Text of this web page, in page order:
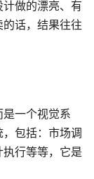
做的漂亮、有
话，结果往往
一个视觉系
包括：市场调
行等等，它是